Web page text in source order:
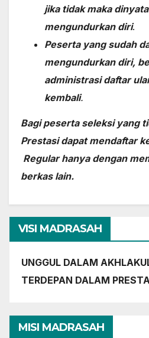
jika tidak maka
mengundurkan diri.
Peserta yang sudah
mengundurkan diri,
administrasi daftar
kembali.
Bagi peserta seleksi yang
Prestasi dapat mendaftar
Regular hanya dengan
berkas lain.
VISI MADRASAH
UNGGUL DALAM
TERDEPAN DALAM
MISI MADRASAH